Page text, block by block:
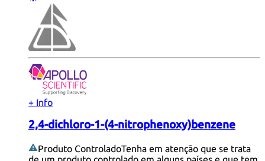
+ Info
2,4-dichloro-1-(4-nitrophenoxy)benzene
Produto ControladoTenha em atenção que se trata